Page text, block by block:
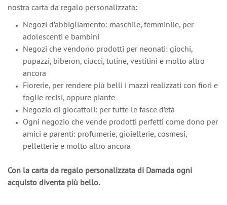
nostra carta da regalo personalizzata:
Negozi d’abbigliamento: maschile, femminile, per
adolescenti e bambini
Negozi che vendono prodotti per neonati: giochi,
pupazzi, biberon, ciucci, tutine, vestitini e molto altro
ancora
Fiorerie, per rendere più belli i mazzi realizzati con fiori e
foglie recisi, oppure piante
Negozio di giocattoli: per tutte le fasce d’età
Ogni negozio che vende prodotti perfetti come dono per
amici e parenti: profumerie, gioiellerie, cosmesi,
pelletterie e molto altro ancora
Con la carta da regalo personalizzata di Damada ogni
acquisto diventa più bello.